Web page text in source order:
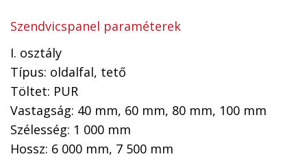
Szendvicspanel paraméterek
I. osztály
Típus: oldalfal, tető
Töltet: PUR
Vastagság: 40 mm, 60 mm, 80 mm, 100 mm
Szélesség: 1 000 mm
Hossz: 6 000 mm, 7 500 mm